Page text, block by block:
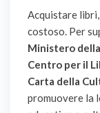
Acquistare
costoso. Per
Ministero
Centro per il
Carta della
promuovere la